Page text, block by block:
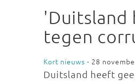
'Duitsland
tegen
Kort nieuws - 28
Duitsland heeft